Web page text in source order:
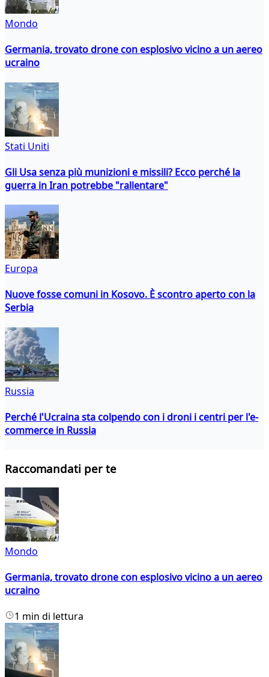
Mondo
Germania, trovato drone con esplosivo vicino a un aereo
ucraino
Stati Uniti
Gli Usa senza più munizioni e missili? Ecco perché la
guerra in Iran potrebbe "rallentare"
Europa
Nuove fosse comuni in Kosovo. È scontro aperto con la
Serbia
Russia
Perché l'Ucraina sta colpendo con i droni i centri per l'e-
commerce in Russia
Raccomandati per te
Mondo
Germania, trovato drone con esplosivo vicino a un aereo
ucraino
1 min di lettura